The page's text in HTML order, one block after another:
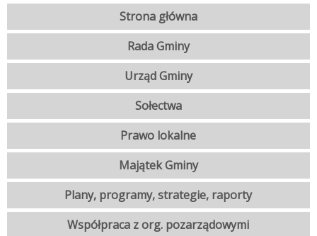
Strona główna
Rada Gminy
Urząd Gminy
Sołectwa
Prawo lokalne
Majątek Gminy
Plany, programy, strategie, raporty
Współpraca z org. pozarządowymi